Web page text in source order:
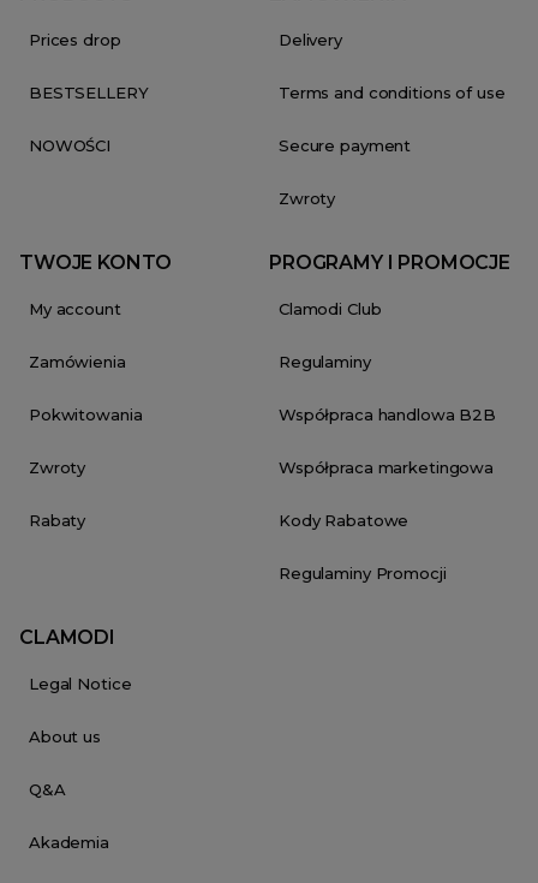
Prices drop
BESTSELLERY
NOWOŚCI
Delivery
Terms and conditions of use
Secure payment
Zwroty
TWOJE KONTO
My account
Zamówienia
Pokwitowania
Zwroty
Rabaty
PROGRAMY I PROMOCJE
Clamodi Club
Regulaminy
Współpraca handlowa B2B
Współpraca marketingowa
Kody Rabatowe
Regulaminy Promocji
CLAMODI
Legal Notice
About us
Q&A
Akademia